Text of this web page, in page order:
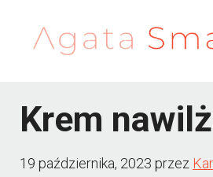
Krem
19 października, 2023 przez